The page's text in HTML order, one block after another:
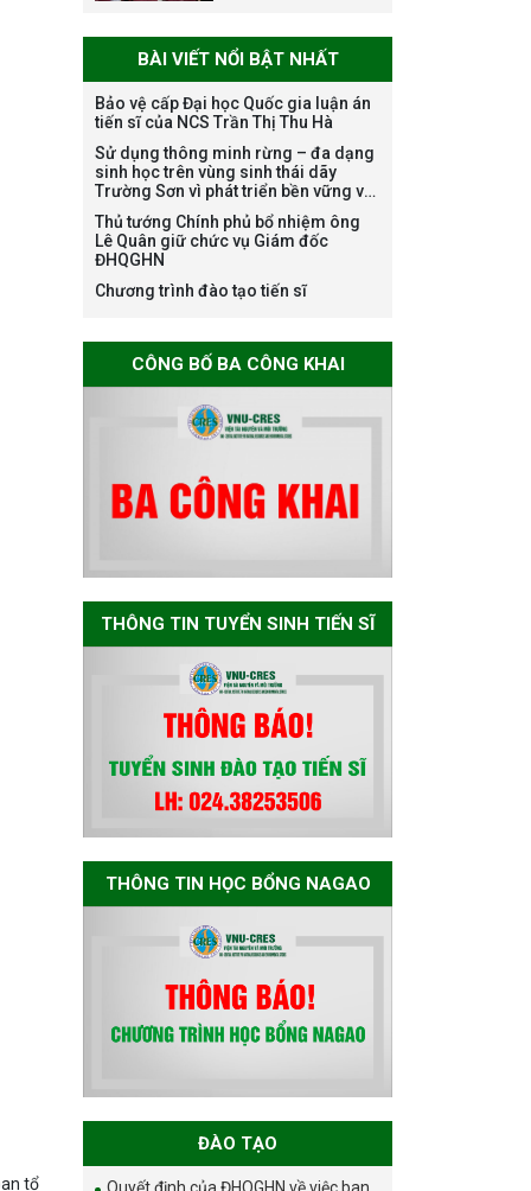
tổ
chuyên môn dùng
chung trong
ĐHQGHN
Bảo vệ luận án tiến
sĩ của NCS Trương
Mạnh Tuấn
sĩ của NCS Nguyễn
Thế Thông
Thông báo chương
trình học bổng
2027
họp Tiểu ban
chuyên môn đánh
giá hồ sơ chuyên
môn cho các thí
sinh dự tuyển
nghiên cứu sinh
đợt 1 năm 2026
Thông báo danh
sách thí sinh đủ
điều kiện dự tuyển
Chương trình đào
tạo tiến sĩ chuyên
ngành Môi trường
vững đợt 1 năm
2026
BÀI VIẾT NỔI BẬT NHẤT
Bảo vệ cấp Đại học Quốc gia luận án
tiến sĩ của NCS Trần Thị Thu Hà
Sử dụng thông minh rừng – đa dạng
sinh học trên vùng sinh thái dãy
Trường Sơn vì phát triển bền vững và
ứng phó với biến đổi khí hậu
Thủ tướng Chính phủ bổ nhiệm ông
Lê Quân giữ chức vụ Giám đốc
ĐHQGHN
Chương trình đào tạo tiến sĩ
CÔNG BỐ BA CÔNG KHAI
THÔNG TIN TUYỂN SINH TIẾN SĨ
THÔNG TIN HỌC BỔNG NAGAO
ĐÀO TẠO